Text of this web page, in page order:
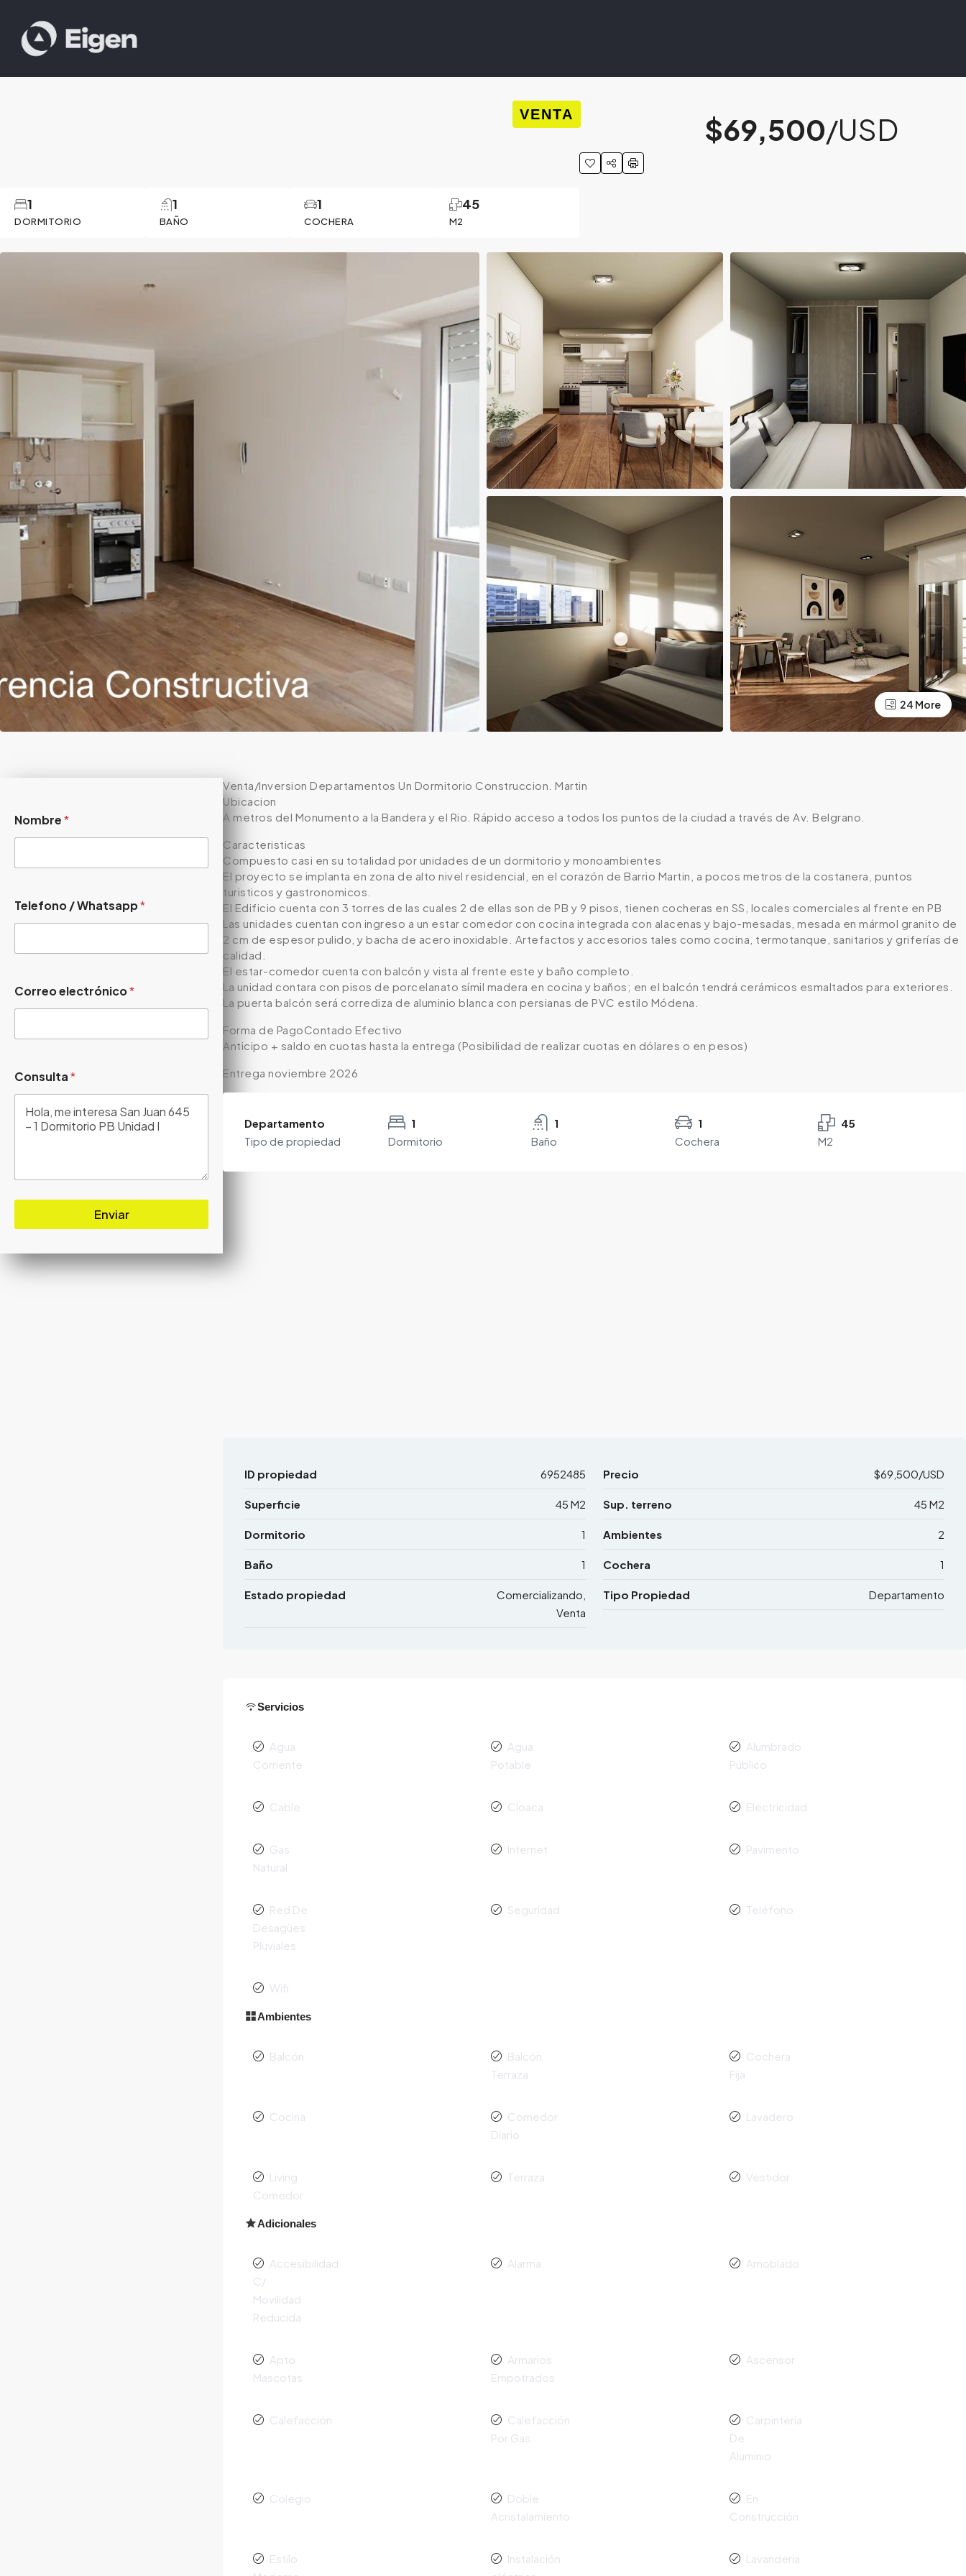
VENTA
DORMITORIO
1
BAÑO
1
COCHERA
1
M2
45
$69,500/USD
24 More
Nombre*
Telefono / Whatsapp*
Correo electrónico*
Consulta*
Enviar
Venta/Inversion Departamentos Un Dormitorio Construccion. Martin
Ubicacion
A metros del Monumento a la Bandera y el Rio. Rápido acceso a todos los puntos de la ciudad a través de Av. Belgrano.
Caracteristicas
Compuesto casi en su totalidad por unidades de un dormitorio y monoambientes
El proyecto se implanta en zona de alto nivel residencial, en el corazón de Barrio Martin, a pocos metros de la costanera, puntos
turisticos y gastronomicos.
El Edificio cuenta con 3 torres de las cuales 2 de ellas son de PB y 9 pisos, tienen cocheras en SS, locales comerciales al frente en PB
Las unidades cuentan con ingreso a un estar comedor con cocina integrada con alacenas y bajo-mesadas, mesada en mármol granito de
2 cm de espesor pulido, y bacha de acero inoxidable. Artefactos y accesorios tales como cocina, termotanque, sanitarios y griferías de
calidad.
El estar-comedor cuenta con balcón y vista al frente este y baño completo.
La unidad contara con pisos de porcelanato símil madera en cocina y baños; en el balcón tendrá cerámicos esmaltados para exteriores.
La puerta balcón será corrediza de aluminio blanca con persianas de PVC estilo Módena.
Forma de PagoContado Efectivo
Anticipo + saldo en cuotas hasta la entrega (Posibilidad de realizar cuotas en dólares o en pesos)
Entrega noviembre 2026
Departamento
Tipo de propiedad
1
Dormitorio
1
Baño
1
Cochera
45
M2
ID propiedad 6952485 Precio $69,500/USD
Superficie 45 M2 Sup. terreno 45 M2
Dormitorio 1 Ambientes 2
Baño 1 Cochera 1
Estado propiedad
Comercializando,
Venta
Tipo Propiedad Departamento
Servicios
Agua
Corriente
Agua
Potable
Alumbrado
Público
Cable Cloaca Electricidad
Gas
Natural
Internet Pavimento
Red De
Desagües
Pluviales
Seguridad Teléfono
Wifi
Ambientes
Balcón
Balcón
Terraza
Cochera
Fija
Cocina
Comedor
Diario
Lavadero
Living
Comedor
Terraza Vestidor
Adicionales
Accesibilidad
C/
Movilidad
Reducida
Alarma Amoblado
Apto
Mascotas
Armarios
Empotrados
Ascensor
Calefacción
Calefacción
Por Gas
Carpintería
De
Aluminio
Colegio
Doble
Acristalamiento
En
Construcción
Estilo
Instalación
Lavandería